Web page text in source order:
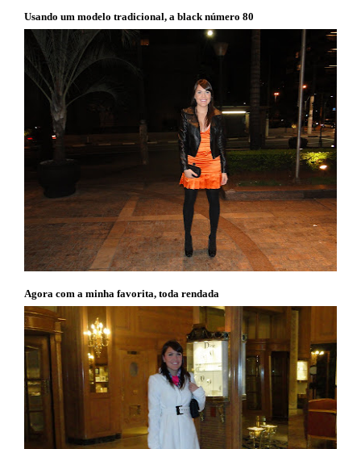
Usando um modelo tradicional, a black número 80
Agora com a minha favorita, toda rendada